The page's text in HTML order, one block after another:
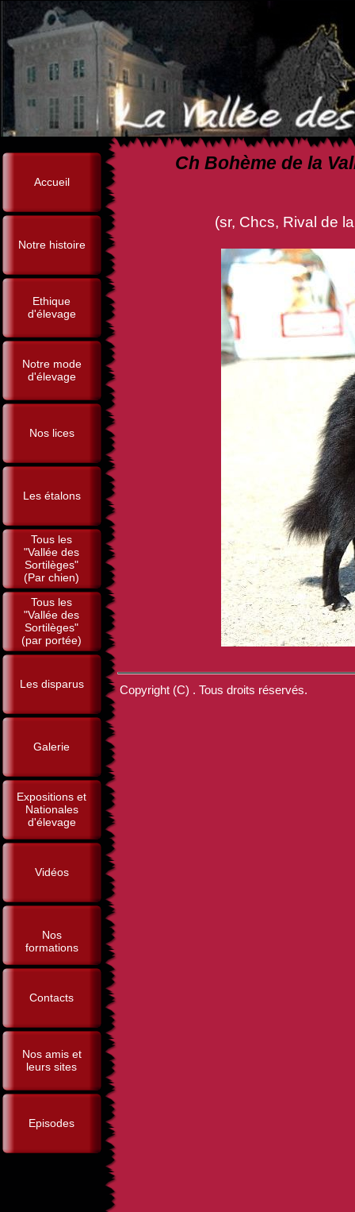
Accueil
Notre histoire
Ethique
d'élevage
Notre mode
d'élevage
Nos lices
Les étalons
Tous les
"Vallée des
Sortilèges"
(Par chien)
Tous les
"Vallée des
Sortilèges"
(par portée)
Les disparus
Galerie
Expositions et
Nationales
d'élevage
Vidéos
Nos
formations
Contacts
Nos amis et
leurs sites
Episodes
Ch Bohème de la
(sr, Chcs, Rival de la
Copyright (C) . Tous droits réservés.